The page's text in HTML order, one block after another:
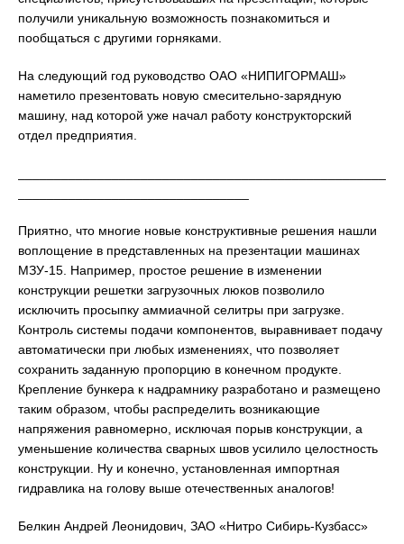
получили уникальную возможность познакомиться и
пообщаться с другими горняками.
На следующий год руководство ОАО «НИПИГОРМАШ»
наметило презентовать новую смесительно-зарядную
машину, над которой уже начал работу конструкторский
отдел предприятия.
Приятно, что многие новые конструктивные решения нашли
воплощение в представленных на презентации машинах
МЗУ-15. Например, простое решение в изменении
конструкции решетки загрузочных люков позволило
исключить просыпку аммиачной селитры при загрузке.
Контроль системы подачи компонентов, выравнивает подачу
автоматически при любых изменениях, что позволяет
сохранить заданную пропорцию в конечном продукте.
Крепление бункера к надрамнику разработано и размещено
таким образом, чтобы распределить возникающие
напряжения равномерно, исключая порыв конструкции, а
уменьшение количества сварных швов усилило целостность
конструкции. Ну и конечно, установленная импортная
гидравлика на голову выше отечественных аналогов!
Белкин Андрей Леонидович, ЗАО «Нитро Сибирь-Кузбасс»